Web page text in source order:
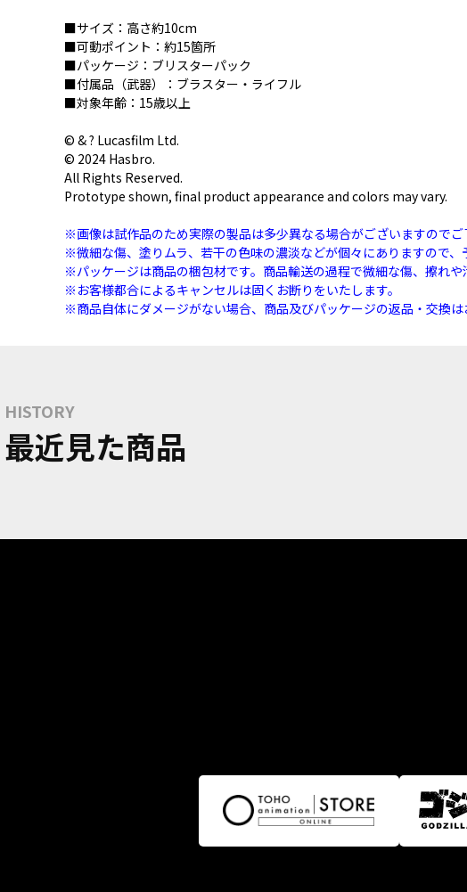
■サイズ：高さ約10cm
■可動ポイント：約15箇所
■パッケージ：ブリスターパック
■付属品（武器）：ブラスター・ライフル
■対象年齢：15歳以上
© & ? Lucasfilm Ltd.
© 2024 Hasbro.
All Rights Reserved.
Prototype shown, final product appearance and colors may vary.
※画像は試作品のため実際の製品は多少異なる場合がございますのでご
※微細な傷、塗りムラ、若干の色味の濃淡などが個々にありますので、
※パッケージは商品の梱包材です。商品輸送の過程で微細な傷、擦れや
※お客様都合によるキャンセルは固くお断りをいたします。
※商品自体にダメージがない場合、商品及びパッケージの返品・交換は
HISTORY
最近見た商品